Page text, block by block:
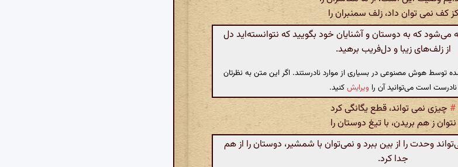
کز کف نمی توان داد، زلف سمنبران را
که به دوستان و آشنایان خود بگویید که نتوانسته‌اید دل
از زلف‌های زیبا و دل‌فریب برهید.
توسط هوش مصنوعی در بسیاری از موارد نادرستند. اگر این متن به نظرتان
نادرست است می‌توانید آن را ویرایشکنید.
# چیزی نمی تواند، قطع یگانگی کرد
نتوان ز هم بریدن، با تیغ دوستان را
وحدت را از بین ببرد و نمی‌توان با شمشیر، دوستان را از هم
جدا کرد.